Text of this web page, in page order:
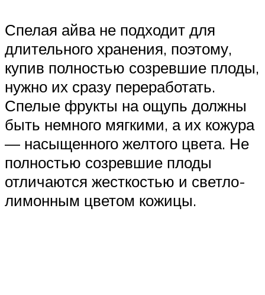
Спелая айва не подходит для
длительного хранения, поэтому,
купив полностью созревшие плоды,
нужно их сразу переработать.
Спелые фрукты на ощупь должны
быть немного мягкими, а их кожура
— насыщенного желтого цвета. Не
полностью созревшие плоды
отличаются жесткостью и светло-
лимонным цветом кожицы.